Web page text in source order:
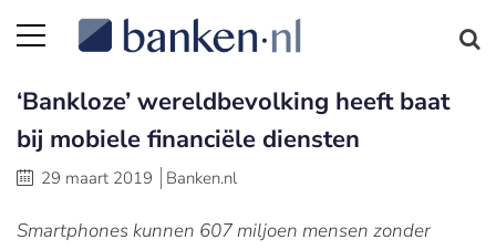
‘Bankloze’ wereldbevolking heeft baat
bij mobiele financiële diensten
29 maart 2019 Banken.nl
Smartphones kunnen 607 miljoen mensen zonder